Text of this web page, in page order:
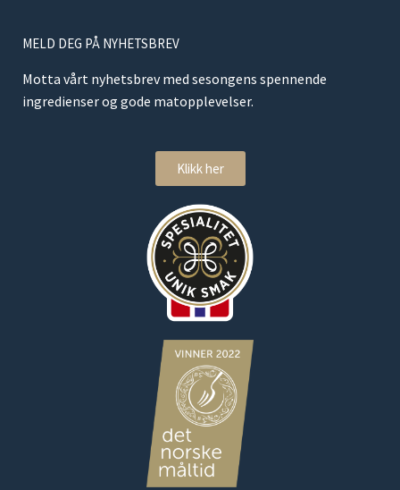
MELD DEG PÅ NYHETSBREV
Motta vårt nyhetsbrev med sesongens spennende
ingredienser og gode matopplevelser.
Klikk her